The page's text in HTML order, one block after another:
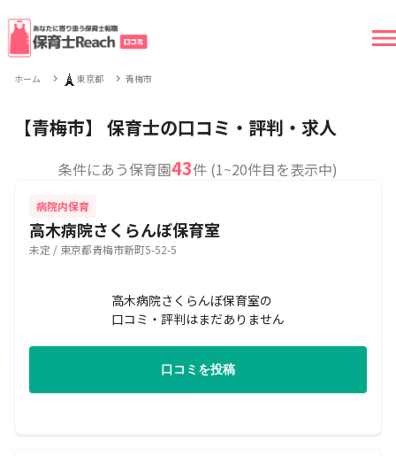
ホーム 🗼 東京都 青梅市
【青梅市】 保育士の口コミ・評判・求人
条件にあう保育園43件 (1~20件目を表示中)
病院内保育
高木病院さくらんぼ保育室
未定 / 東京都青梅市新町5-52-5
高木病院さくらんぼ保育室の
口コミ・評判はまだありません
口コミを投稿